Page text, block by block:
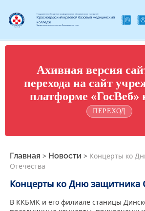
Государственное бюджетное профессиональное образовательное учреждение
Краснодарский краевой базовый медицинский
колледж
Министерства здравоохранения Краснодарского края
Ахивная версия
перехода на сайт
платформе «ГосВеб»
ПЕРЕХОД
Главная > Новости > Концерты ко
Отечества
Концерты ко Дню защитника
В ККБМК и его филиале станицы